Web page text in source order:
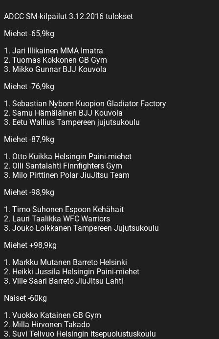
ADCC SM-kilpailut 3.12.2016 tulokset
Miehet -65,9kg
1. Jari Illikainen MMA Imatra
2. Tuomas Kokkonen GB Gym
3. Mikko Gunnar BJJ Kouvola
Miehet -76,9kg
1. Sebastian Nybom Kuopion Gladiator Factory
2. Samu Hämäläinen BJJ Kouvola
3. Eetu Wallius Tampereen jujutsukoulu
Miehet -87,9kg
1. Otto Kuikka Helsingin Paini-miehet
2. Olli Santalahti Finnfighters Gym
3. Milo Pirttinen Polar JiuJitsu Team
Miehet -98,9kg
1. Timo Suhonen Espoon Kehähait
2. Lauri Taalikka WFC Warriors
3. Jouko Loikkanen Tampereen Jujutsukoulu
Miehet +98,9kg
1. Markku Mutanen Barreto Helsinki
2. Heikki Jussila Helsingin Paini-miehet
3. Ville Saari Barreto JiuJitsu Lahti
Naiset -60kg
1. Vuokko Katainen GB Gym
2. Milla Hirvonen Takado
3. Suvi Telivuo Helsingin itsepuolustuskoulu